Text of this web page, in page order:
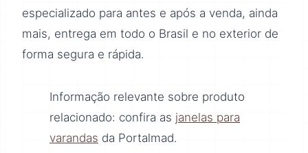
especializado para antes e após a venda, ainda
mais, entrega em todo o Brasil e no exterior de
forma segura e rápida.
Informação relevante sobre produto
relacionado: confira as janelas para
varandas da Portalmad.